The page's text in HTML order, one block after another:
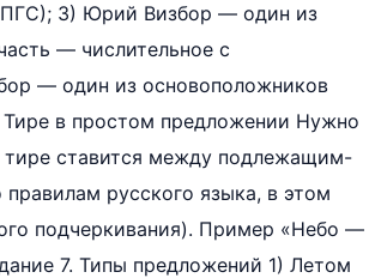
3) Юрий Визбор — один из
— числительное с
— один из основоположников
Тире в простом предложении Нужно
тире ставится между подлежащим-
русского языка, в этом
подчеркивания). Пример «Небо —
7. Типы предложений 1) Летом